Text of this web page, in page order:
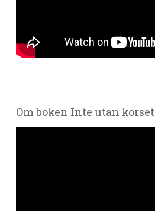
Om boken Inte utan korset